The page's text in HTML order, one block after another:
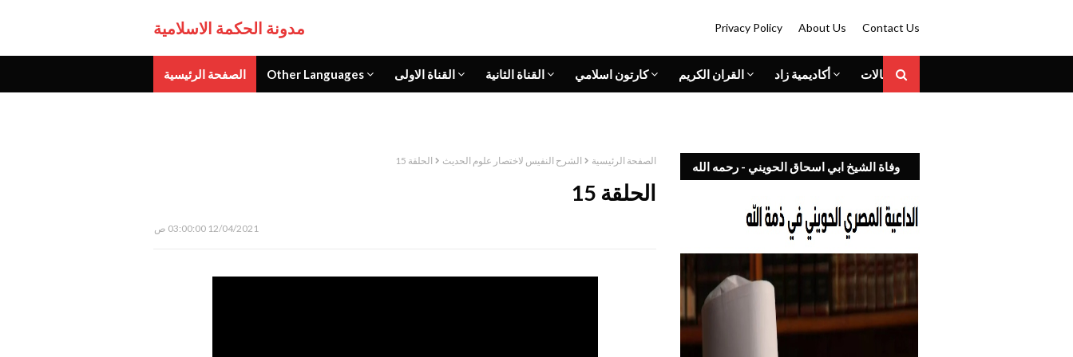
مدونة الحكمة الاسلامية Privacy Policy About Us Contact Us
الصفحة الرئيسية Other Languages القناة الاولى القناة الثانية كارتون اسلامي القران الكريم أكاديمية زاد المقالات
الصفحة الرئيسية الشرح النفيس لاختصار علوم الحديث الحلقة 15
الحلقة 15
12/04/2021 03:00:00 ص
وفاة الشيخ ابي اسحاق الحويني - رحمه الله